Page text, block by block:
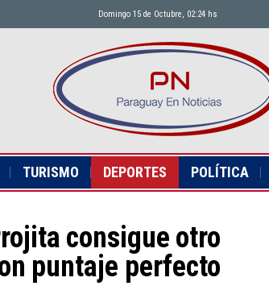
Domingo 15 de Octubre, 02:24 hs
TURISMO DEPORTES POLÍTICA
consigue otro
puntaje perfecto